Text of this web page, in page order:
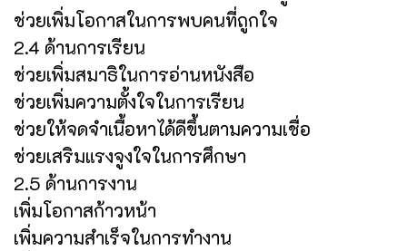
ช่วยเพิ่มโอกาสในการพบคนที่ถูกใจ
2.4 ด้านการเรียน
ช่วยเพิ่มสมาธิในการอ่านหนังสือ
ช่วยเพิ่มความตั้งใจในการเรียน
ช่วยให้จดจำเนื้อหาได้ดีขึ้นตามความเชื่อ
ช่วยเสริมแรงจูงใจในการศึกษา
2.5 ด้านการงาน
เพิ่มโอกาสก้าวหน้า
เพิ่มความสำเร็จในการทำงาน